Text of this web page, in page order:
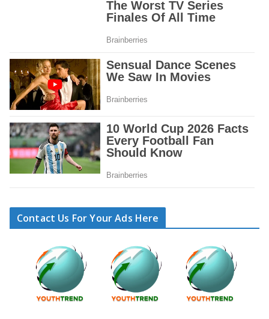
Contact Us For Your Ads Here